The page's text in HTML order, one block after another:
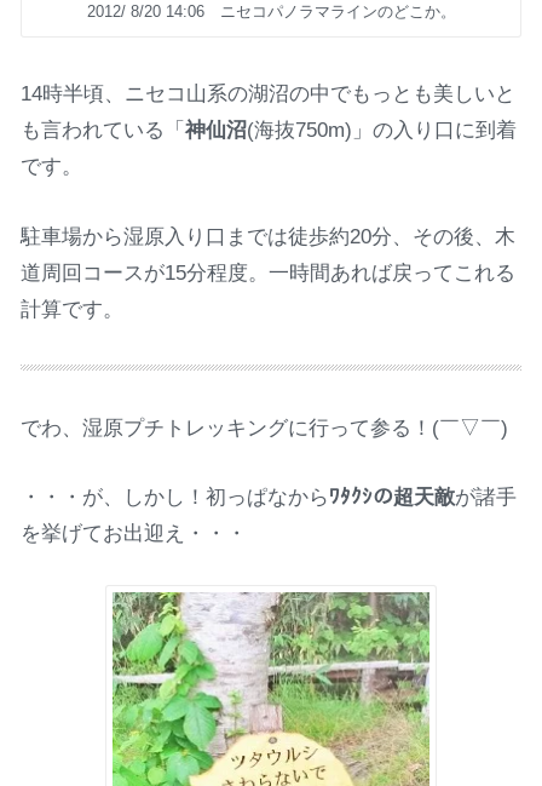
2012/ 8/20 14:06 ニセコパノラマラインのどこか。
14時半頃、ニセコ山系の湖沼の中でもっとも美しいと
も言われている「神仙沼(海抜750m)」の入り口に到着
です。
駐車場から湿原入り口までは徒歩約20分、その後、木
道周回コースが15分程度。一時間あれば戻ってこれる
計算です。
でわ、湿原プチトレッキングに行って参る！(￣▽￣)
・・・が、しかし！初っぱなからﾜﾀｸｼの超天敵が諸手
を挙げてお出迎え・・・